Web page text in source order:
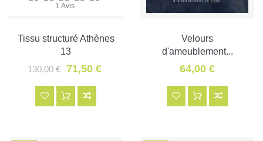
1 Avis
Tissu structuré Athènes
13
130,00 €
71,50 €
Velours
d'ameublement...
64,00 €